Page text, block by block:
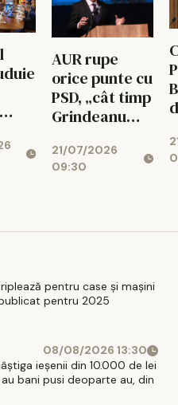
ce
AUR rupe
orice punte cu
PSD, „cât timp
Grindeanu
partidul”
21/07/2026
09:30
pentru case și mașini
pentru 2025
08/08/2026 13:30
ieșenii din 10.000 de lei
bani pusi deoparte au, din